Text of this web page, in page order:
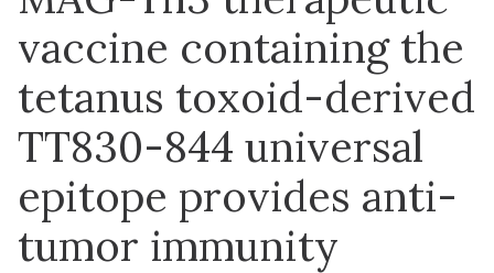
vaccine containing the
tetanus toxoid-derived
TT830-844 universal
epitope provides anti-
tumor immunity